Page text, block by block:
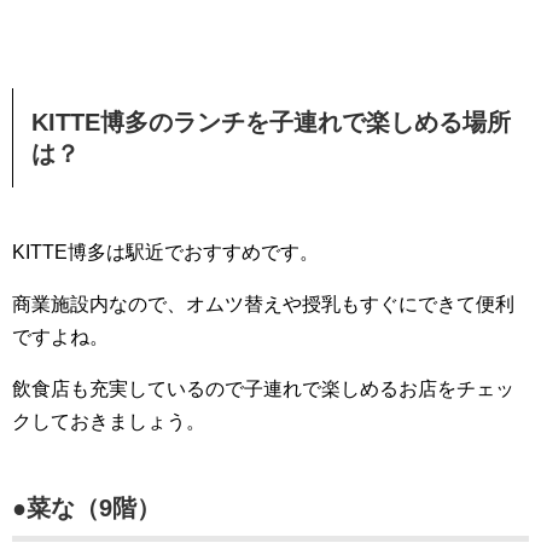
KITTE博多のランチを子連れで楽しめる場所
は？
KITTE博多は駅近でおすすめです。
商業施設内なので、オムツ替えや授乳もすぐにできて便利
ですよね。
飲食店も充実しているので子連れで楽しめるお店をチェッ
クしておきましょう。
●菜な（9階）